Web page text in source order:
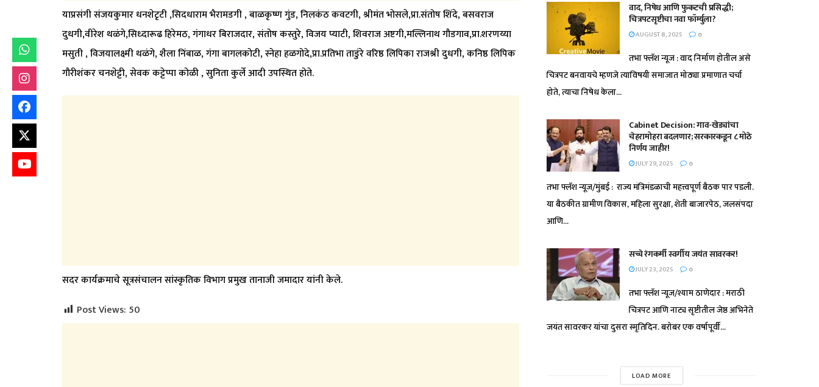
याप्रसंगी संजयकुमार धनशेटृटी ,सिदधाराम भैरामडगी , बाळकृष्ण गुंड, निलकंठ कवटगी, श्रीमंत भोसले,प्रा.संतोष शिंदे, बसवराज
दुधगी,वीरेश थळंगे,सिध्दारूढ हिरेमठ, गंगाधर बिराजदार, संतोष कस्तुरे, विजय प्याटी, शिवराज अष्टगी,मल्लिनाथ गौडगाव,प्रा.शरणय्या
मसुती , विजयालक्ष्मी थळंगे, शैला निंबाळ, गंगा बागलकोटी, स्नेहा हळगोदे,प्रा.प्रतिभा ताडुंरे वरिष्ठ लिपिका राजश्री दुधगी, कनिष्ठ लिपिक
गौरीशंकर चनशेट्टी, सेवक कट्टेप्पा कोळी , सुनिता कुर्ले आदी उपस्थित होते.
सदर कार्यक्रमाचे सूत्रसंचालन सांस्कृतिक विभाग प्रमुख तानाजी जमादार यांनी केले.
Post Views: 50
वाद, निषेध आणि फुकटची प्रसिद्धी;
चित्रपटसृष्टीचा नवा फॉर्म्युला?
AUGUST 8, 2025 0
तभा फ्लॅश न्यूज : वाद निर्माण होतील असे
चित्रपट बनवायचे म्हणजे त्याविषयी समाजात मोठ्या प्रमाणात चर्चा
होते, त्याचा निषेध केला...
Cabinet Decision: गाव-खेड्यांचा
चेहरामोहरा बदलणार; सरकारकडून ८ मोठे
निर्णय जाहीर!
JULY 29, 2025 0
तभा फ्लॅश न्यूज/मुंबई : राज्य मंत्रिमंडळाची महत्त्वपूर्ण बैठक पार पडली.
या बैठकीत ग्रामीण विकास, महिला सुरक्षा, शेती बाजारपेठ, जलसंपदा
आणि...
सच्चे रंगकर्मी स्वर्गीय जयंत सावरकर!
JULY 23, 2025 0
तभा फ्लॅश न्यूज/श्याम ठाणेदार : मराठी
चित्रपट आणि नाट्य सृष्टीतील जेष्ठ अभिनेते
जयंत सावरकर यांचा दुसरा स्मृतिदिन. बरोबर एक वर्षापूर्वी...
LOAD MORE